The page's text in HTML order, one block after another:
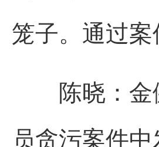
笼子。通过
陈晓：金健
员贪污案件